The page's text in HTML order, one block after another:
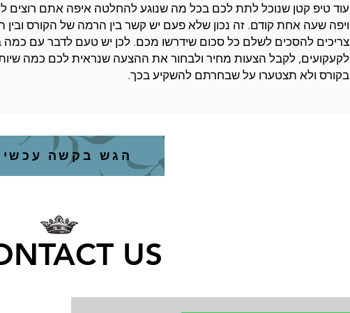
עוד טיפ קטן שנוכל לתת לכם בכל מה שנוגע להחלטה איפה אתם רוצים
ויפה שעה אחת קודם. זה נכון שלא פעם יש קשר בין הרמה של הקורס
צריכים להסכים לשלם כל סכום שידרשו מכם. לכן יש טעם לדבר עם
לקעקועים, לקבל הצעות מחיר ולבחור את ההצעה שנראית לכם כמה
בקורס ולא תצטערו על שבחרתם להשקיע בכך.
הגש בקשה
US